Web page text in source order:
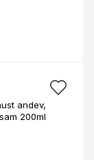
andev,
200ml